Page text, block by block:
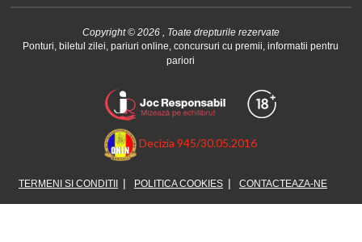
Copyright © 2026 , Toate drepturile rezervate
Ponturi, biletul zilei, pariuri online, concursuri cu premii, informatii pentru
pariori
Decizia 945/30.05.2016
TERMENI SI CONDITII POLITICA COOKIES CONTACTEAZA-NE